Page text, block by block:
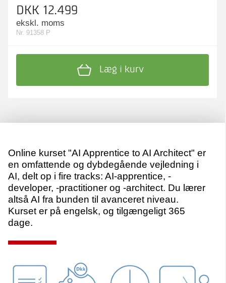
DKK 12.499
ekskl. moms
Nr. 91358 P
Læg i kurv
Online kurset "AI Apprentice to AI Architect" er
en omfattende og dybdegående vejledning i
AI, delt op i fire tracks: AI-apprentice, -
developer, -practitioner og -architect. Du lærer
altså AI fra bunden til avanceret niveau.
Kurset er på engelsk, og tilgængeligt 365
dage.